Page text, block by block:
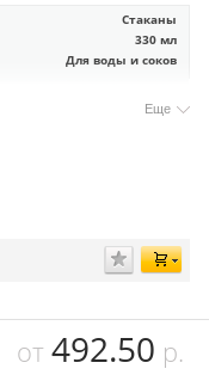
Стаканы
330 мл
Для воды и соков
Еще
от 492.50 р.